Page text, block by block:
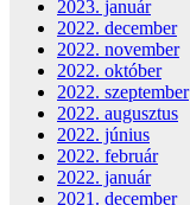
2023. január
2022. december
2022. november
2022. október
2022. szeptember
2022. augusztus
2022. június
2022. február
2022. január
2021. december